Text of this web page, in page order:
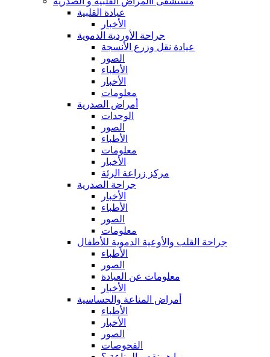
عيادة القلبية
الأخبار
جراحة الأوردية الدموية
عيادة نقل وزرع الأنسجة
الصور
الأطباء
الأخبار
معلومات
أمراض الصدرية
الوحدات
الصور
الأطباء
معلومات
الأخبار
مركز زراعة الرئة
جراحة الصدرية
الأخبار
الأطباء
الصور
معلومات
جراحة القلب والأوعية الدموية للأطفال
الأطباء
الصور
معلومات عن العيادة
الأخبار
أمراض المناعة والحساسية
الأطباء
الأخبار
الصور
الفحوصات